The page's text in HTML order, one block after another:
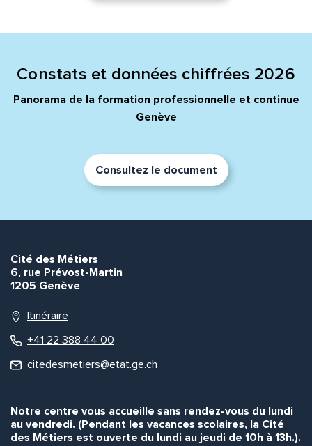
Constats et données chiffrées 2026
Panorama de la formation professionnelle et continue
Genève
Consultez le document
Cité des Métiers
6, rue Prévost-Martin
1205 Genève
Itinéraire
+41 22 388 44 00
citedesmetiers@etat.ge.ch
Notre centre vous accueille sans rendez-vous du lundi
au vendredi. (Pendant les vacances scolaires, la Cité
des Métiers est ouverte du lundi au jeudi de 10h à 13h.).